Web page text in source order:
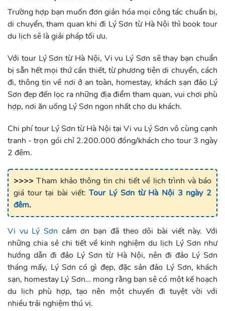
Trường hợp bạn muốn đơn giản hóa mọi công tác chuẩn bị,
di chuyển, tham quan khi đi Lý Sơn từ Hà Nội thì book tour
du lịch sẽ là giải pháp tối ưu.
Với tour Lý Sơn từ Hà Nội, Vi vu Lý Sơn sẽ thay bạn chuẩn
bị sẵn hết mọi thứ cần thiết, từ phương tiện di chuyển, cách
đi, thông tin về nơi ở an toàn, homestay, khách sạn đảo Lý
Sơn đẹp đến lọc ra những địa điểm tham quan, vui chơi phù
hợp, nơi ăn uống Lý Sơn ngon nhất cho du khách.
Chi phí tour Lý Sơn từ Hà Nội tại Vi vu Lý Sơn vô cùng cạnh
tranh - trọn gói chỉ 2.200.000 đồng/khách cho tour 3 ngày
2 đêm.
>>>>Tham khảo thông tin chi tiết về lịch trình và báo
giá tour tại bài viết: Tour Lý Sơn từ Hà Nội 3 ngày 2
đêm.
Vi vu Lý Sơn cảm ơn bạn đã theo dõi bài viết này. Với
những chia sẻ chi tiết về kinh nghiệm du lịch Lý Sơn như
hướng dẫn đi đảo Lý Sơn từ Hà Nội, nên đi đảo Lý Sơn
tháng mấy, Lý Sơn có gì đẹp, đặc sản đảo Lý Sơn, khách
sạn, homestay Lý Sơn… mong rằng bạn sẽ có một kế hoạch
du lịch phù hợp, tạo nên một chuyến đi tuyệt vời với
nhiều trải nghiệm thú vị.